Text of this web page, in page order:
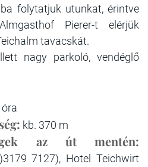
folytatjuk utunkat, érintve
Pierer-t elérjük
tavacskát.
nagy parkoló, vendéglő
óra
kb. 370 m
az út mentén:
7127), Hotel Teichwirt